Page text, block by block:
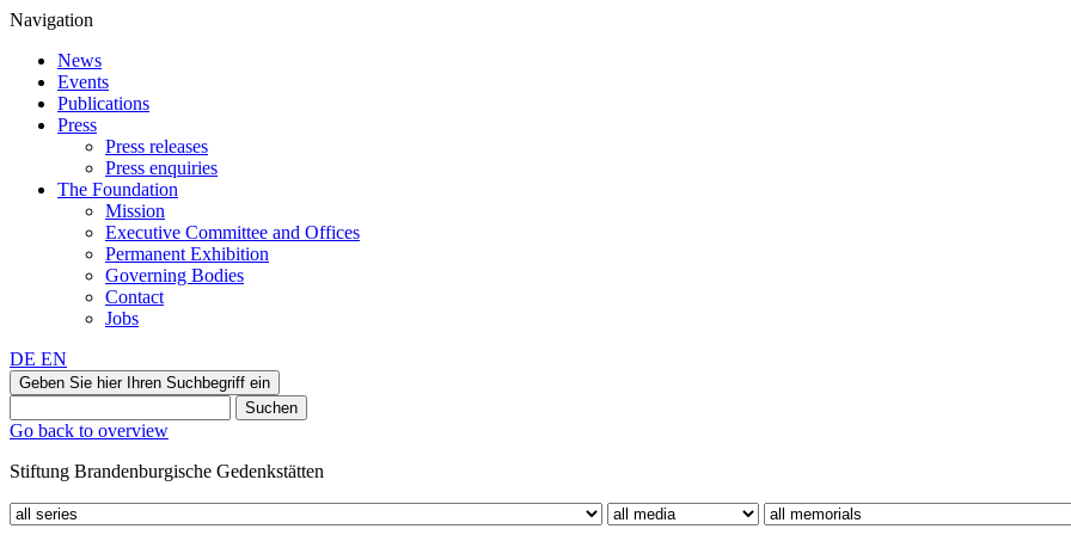
Navigation
News
Events
Publications
Press
Press releases
Press enquiries
The Foundation
Mission
Executive Committee and Offices
Permanent Exhibition
Governing Bodies
Contact
Jobs
DE EN
Geben Sie hier Ihren Suchbegriff ein
Suchen
Go back to overview
Stiftung Brandenburgische Gedenkstätten